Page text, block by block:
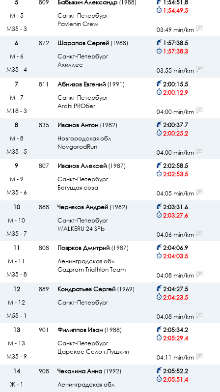
5
809 Бабыкин Александр(1988)
Санкт-Петербург
Pavlenin Crew
1:54:51.8
1:54:49.5
М - 5
М35 - 3
03:49 min/km
6
872 Шарапов Сергей(1988)
Санкт-Петербург
Ахиллес
1:57:38.5
1:57:38.3
М - 6
М35 - 4
03:55 min/km
7
811 Абнизов Евгений(1991)
Санкт-Петербург
Archi PROбег
2:00:15.5
2:00:12.9
М - 7
М18 - 3
04:00 min/km
8
835 Иванов Антон(1982)
Новгородская обл
NovgorodRun
2:00:37.7
2:00:25.2
М - 8
М35 - 5
04:00 min/km
9
807 Иванов Алексей(1987)
Санкт-Петербург
Бегущая сова
2:02:58.5
2:02:53.5
М - 9
М35 - 6
04:05 min/km
10
888 Черняков Андрей(1982)
Санкт-Петербург
WALKERU 24 SPb
2:03:31.6
2:03:27.6
М - 10
М35 - 7
04:06 min/km
11
808 Поярков Дмитрий(1987)
Ленинградская обл
Gazprom Triathlon Team
2:04:06.9
2:04:03.5
М - 11
М35 - 8
04:08 min/km
12
889 Кондратьев Сергей(1969)
Санкт-Петербург
2:04:27.5
2:04:23.5
М - 12
М55 - 1
04:08 min/km
13
901 Филиппов Иван(1988)
Санкт-Петербург
Царское Село г.Пушкин
2:05:34.2
2:05:29.4
М - 13
М35 - 9
04:11 min/km
14
908 Чекалина Анна(1992)
Ленинградская обл
2:05:52.2
2:05:51.4
Ж - 1